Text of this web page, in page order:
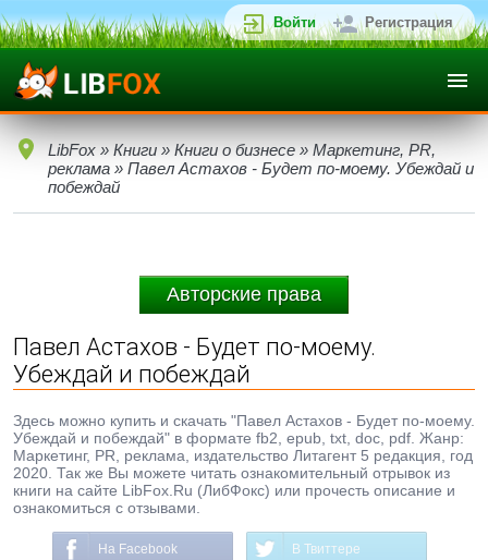
Войти Регистрация
LibFox » Книги » Книги о бизнесе » Маркетинг, PR,
реклама » Павел Астахов - Будет по-моему. Убеждай и
побеждай
Авторские права
Павел Астахов - Будет по-моему.
Убеждай и побеждай
Здесь можно купить и скачать "Павел Астахов - Будет по-моему.
Убеждай и побеждай" в формате fb2, epub, txt, doc, pdf. Жанр:
Маркетинг, PR, реклама, издательство Литагент 5 редакция, год
2020. Так же Вы можете читать ознакомительный отрывок из
книги на сайте LibFox.Ru (ЛибФокс) или прочесть описание и
ознакомиться с отзывами.
На Facebook В Твиттере